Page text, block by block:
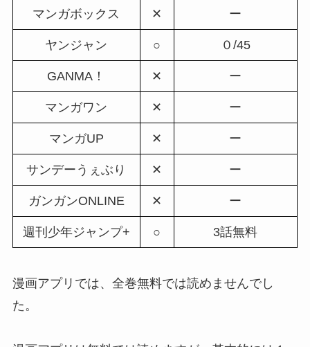
マンガボックス ✕ ー
ヤンジャン ○ ０/45
GANMA！ ✕ ー
マンガワン ✕ ー
マンガUP ✕ ー
サンデーうぇぶり ✕ ー
ガンガンONLINE ✕ ー
週刊少年ジャンプ+ ○ 3話無料
漫画アプリでは、全巻無料では読めませんでし
た。